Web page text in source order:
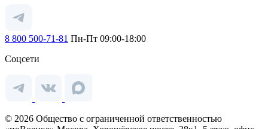
8 800 500-71-81 Пн-Пт 09:00-18:00
Соцсети
© 2026 Общество с ограниченной ответственностью